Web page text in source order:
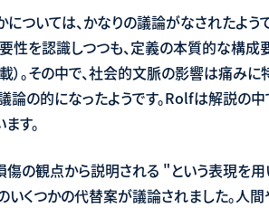
いては、かなりの議論がなされたよう
を認識しつつも、定義の本質的な構成
。その中で、社会的文脈の影響は痛み
論の的になったようです。Rolfは解説の
す。
の観点から説明される "という表現を用
いくつかの代替案が議論されました。人